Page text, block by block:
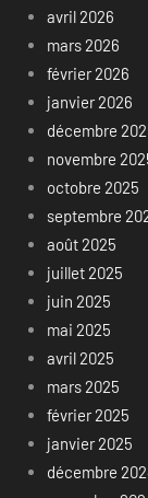
avril 2026
mars 2026
février 2026
janvier 2026
décembre
novembre
octobre 2025
septembre
août 2025
juillet 2025
juin 2025
mai 2025
avril 2025
mars 2025
février 2025
janvier 2025
décembre